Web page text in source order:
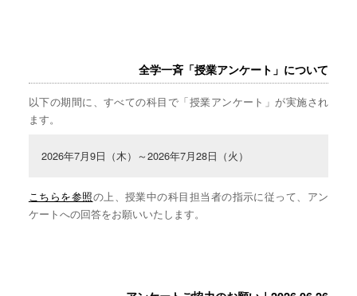
全学一斉「授業アンケート」について
以下の期間に、すべての科目で「授業アンケート」が実施され
ます。
2026年7月9日（木）～2026年7月28日（火）
こちらを参照の上、授業中の科目担当者の指示に従って、アン
ケートへの回答をお願いいたします。